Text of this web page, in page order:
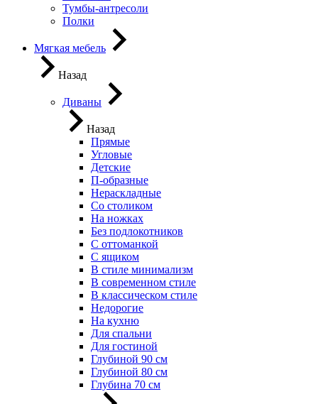
Тумбы-антресоли
Полки
Мягкая мебель
Назад
Диваны
Назад
Прямые
Угловые
Детские
П-образные
Нераскладные
Со столиком
На ножках
Без подлокотников
С оттоманкой
С ящиком
В стиле минимализм
В современном стиле
В классическом стиле
Недорогие
На кухню
Для спальни
Для гостиной
Глубиной 90 см
Глубиной 80 см
Глубина 70 см